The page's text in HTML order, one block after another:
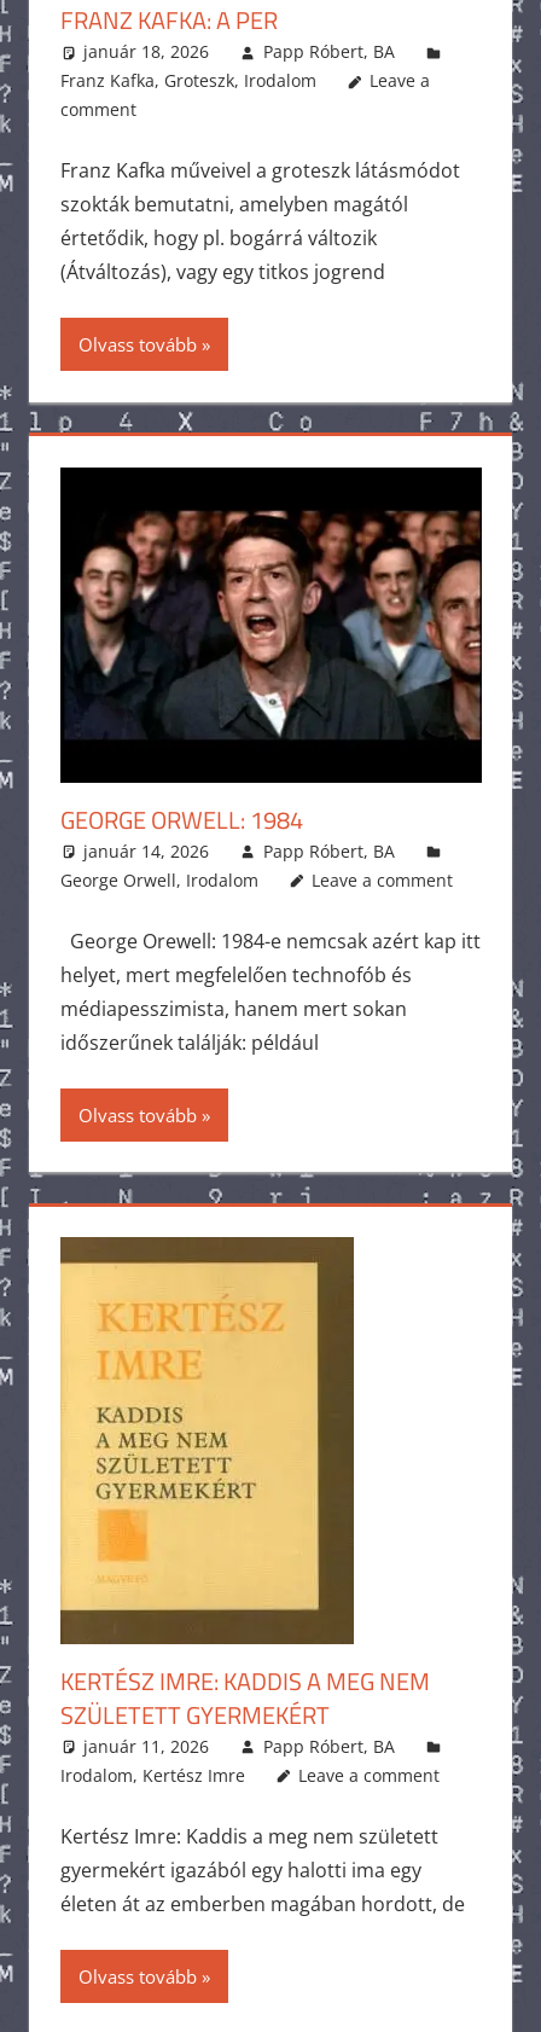
FRANZ KAFKA: A PER
január 18, 2026
Papp Róbert, BA
Franz Kafka, Groteszk, Irodalom
Leave a
comment
Franz Kafka műveivel a groteszk látásmódot
szokták bemutatni, amelyben magától
értetődik, hogy pl. bogárrá változik
(Átváltozás), vagy egy titkos jogrend
Olvass tovább
GEORGE ORWELL: 1984
január 14, 2026
Papp Róbert, BA
George Orwell, Irodalom Leave a comment
George Orewell: 1984-e nemcsak azért kap itt
helyet, mert megfelelően technofób és
médiapesszimista, hanem mert sokan
időszerűnek találják: például
Olvass tovább
KERTÉSZ IMRE: KADDIS A MEG NEM
SZÜLETETT GYERMEKÉRT
január 11, 2026
Papp Róbert, BA
Irodalom, Kertész Imre Leave a comment
Kertész Imre: Kaddis a meg nem született
gyermekért igazából egy halotti ima egy
életen át az emberben magában hordott, de
Olvass tovább